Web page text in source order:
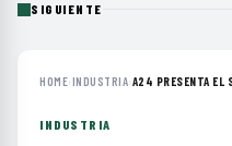
SIGUIENTE
HOME›INDUSTRIA›A24 PRESENTA EL
INDUSTRIA